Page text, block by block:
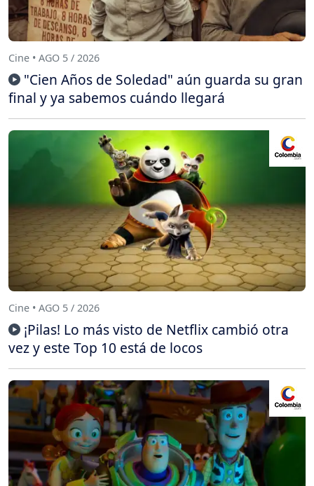
Cine • AGO 5 / 2026
"Cien Años de Soledad" aún guarda su gran
final y ya sabemos cuándo llegará
Cine • AGO 5 / 2026
¡Pilas! Lo más visto de Netflix cambió otra
vez y este Top 10 está de locos